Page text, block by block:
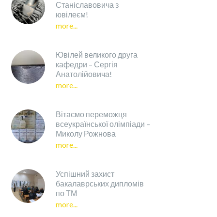
Станіславовича з
ювілеєм!
more...
Ювілей великого друга
кафедри – Сергія
Анатолійовича!
more...
Вітаємо переможця
всеукраїнської олімпіади –
Миколу Рожнова
more...
Успішний захист
бакалаврських дипломів
по ТМ
more...